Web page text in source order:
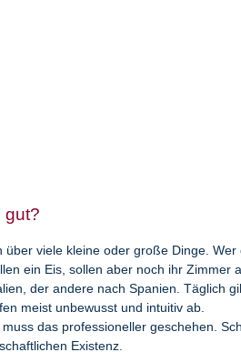
gut?
über viele kleine oder große Dinge.
ein Eis, sollen aber noch ihr Zimmer
der andere nach Spanien. Täglich
meist unbewusst und intuitiv ab.
das professioneller geschehen.
Existenz.